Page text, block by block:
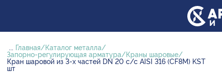
... Главная
Каталог металла
Запорно-регулирующая арматура
Краны шаровые
Кран шаровой из 3-х частей DN 20 с/с AISI 316 (CF8M) KST
шт